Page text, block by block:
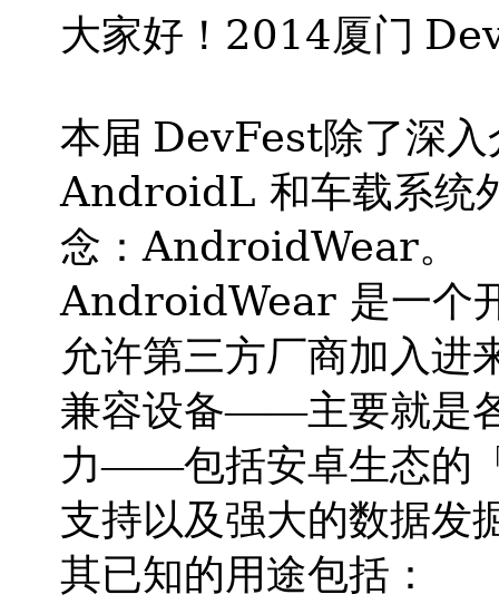
大家好！ 2014厦门
本届 DevFest除了深
AndroidL 和车载系统
念：AndroidWear。
AndroidWear 是一个
允许第三方厂商加入进
兼容设备——主要就是
力——包括安卓生态的
支持以及强大的数据发
其已知的用途包括：